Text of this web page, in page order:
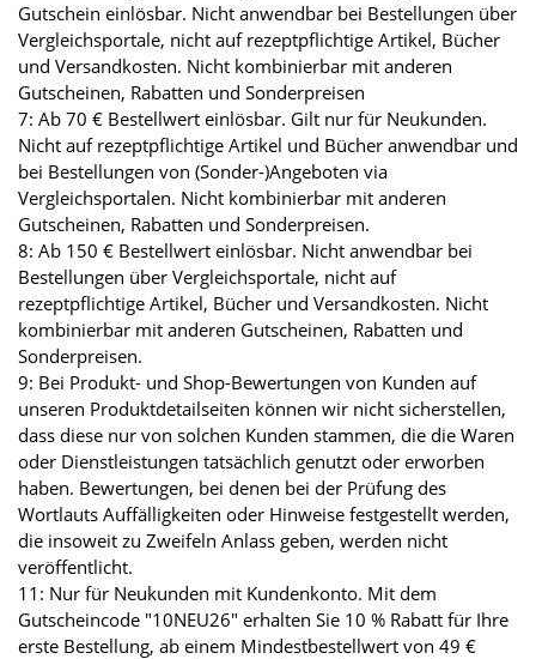
Gutschein einlösbar. Nicht anwendbar bei Bestellungen über
Vergleichsportale, nicht auf rezeptpflichtige Artikel, Bücher
und Versandkosten. Nicht kombinierbar mit anderen
Gutscheinen, Rabatten und Sonderpreisen
7: Ab 70 € Bestellwert einlösbar. Gilt nur für Neukunden.
Nicht auf rezeptpflichtige Artikel und Bücher anwendbar und
bei Bestellungen von (Sonder-)Angeboten via
Vergleichsportalen. Nicht kombinierbar mit anderen
Gutscheinen, Rabatten und Sonderpreisen.
8: Ab 150 € Bestellwert einlösbar. Nicht anwendbar bei
Bestellungen über Vergleichsportale, nicht auf
rezeptpflichtige Artikel, Bücher und Versandkosten. Nicht
kombinierbar mit anderen Gutscheinen, Rabatten und
Sonderpreisen.
9: Bei Produkt- und Shop-Bewertungen von Kunden auf
unseren Produktdetailseiten können wir nicht sicherstellen,
dass diese nur von solchen Kunden stammen, die die Waren
oder Dienstleistungen tatsächlich genutzt oder erworben
haben. Bewertungen, bei denen bei der Prüfung des
Wortlauts Auffälligkeiten oder Hinweise festgestellt werden,
die insoweit zu Zweifeln Anlass geben, werden nicht
veröffentlicht.
11: Nur für Neukunden mit Kundenkonto. Mit dem
Gutscheincode "10NEU26" erhalten Sie 10 % Rabatt für Ihre
erste Bestellung, ab einem Mindestbestellwert von 49 €